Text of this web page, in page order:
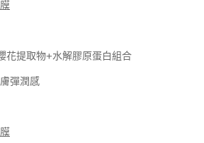
花提取物+水解膠原蛋白組合
彈潤感